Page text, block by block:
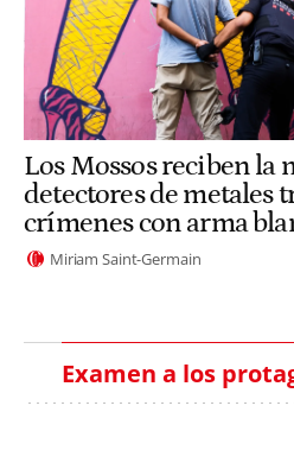
Los Mossos reciben la
detectores de metales
crímenes con arma
Miriam Saint-Germain
Examen a los